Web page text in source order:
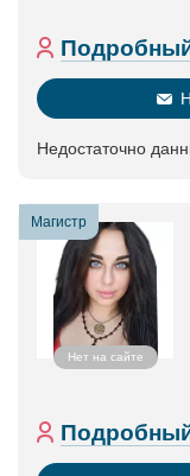
Недостаточно
Магистр
Нет на сайте